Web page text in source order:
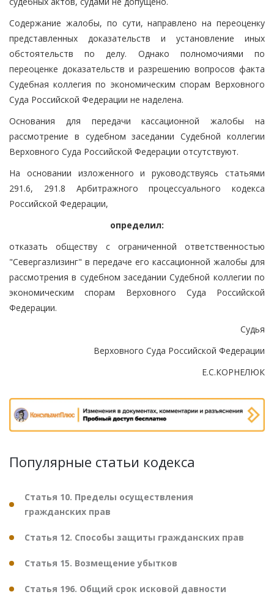
Содержание жалобы, по сути, направлено на переоценку
представленных доказательств и установление иных
обстоятельств по делу. Однако полномочиями по
переоценке доказательств и разрешению вопросов факта
Судебная коллегия по экономическим спорам Верховного
Суда Российской Федерации не наделена.
Основания для передачи кассационной жалобы на
рассмотрение в судебном заседании Судебной коллегии
Верховного Суда Российской Федерации отсутствуют.
На основании изложенного и руководствуясь статьями
291.6, 291.8 Арбитражного процессуального кодекса
Российской Федерации,
определил:
отказать обществу с ограниченной ответственностью
"Севергазлизинг" в передаче его кассационной жалобы для
рассмотрения в судебном заседании Судебной коллегии по
экономическим спорам Верховного Суда Российской
Федерации.
Судья
Верховного Суда Российской Федерации
Е.С.КОРНЕЛЮК
Популярные статьи кодекса
Статья 10. Пределы осуществления
гражданских прав
Статья 12. Способы защиты гражданских прав
Статья 15. Возмещение убытков
Статья 196. Общий срок исковой давности